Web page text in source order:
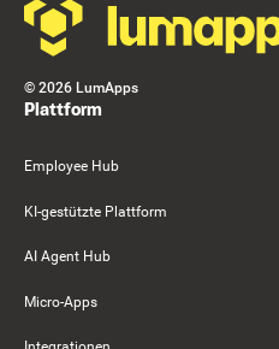
© 2026 LumApps
Plattform
Employee Hub
KI-gestützte Plattform
AI Agent Hub
Micro-Apps